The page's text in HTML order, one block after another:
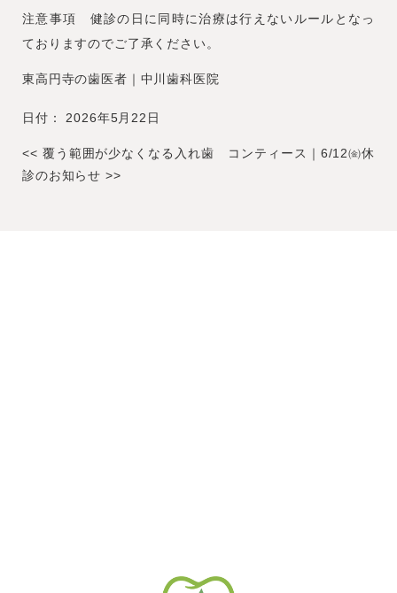
注意事項 健診の日に同時に治療は行えないルールとなっ
ておりますのでご了承ください。
東高円寺の歯医者｜中川歯科医院
日付： 2026年5月22日
<< 覆う範囲が少なくなる入れ歯 コンティース ｜ 6/12㈮休
診のお知らせ >>